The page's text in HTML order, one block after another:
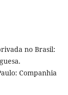
no Brasil:
Companhia